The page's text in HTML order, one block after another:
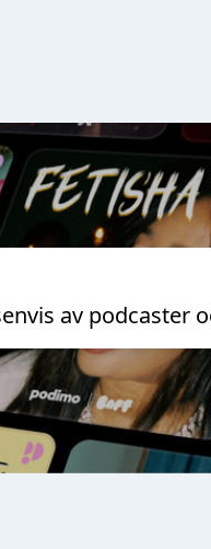
av podcaster